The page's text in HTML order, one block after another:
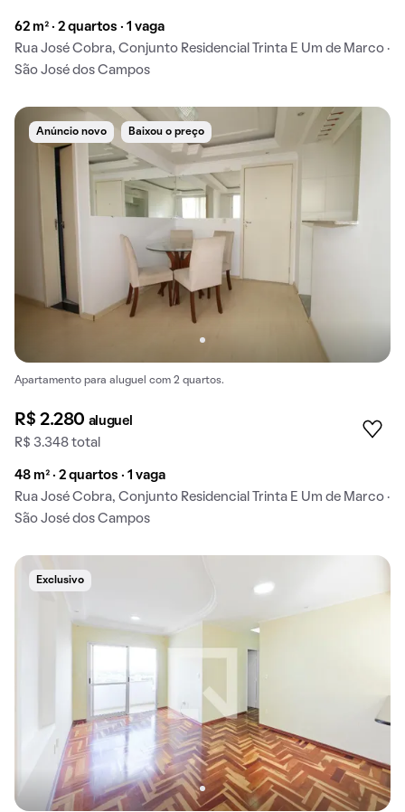
62 m² · 2 quartos · 1 vaga
Rua José Cobra, Conjunto Residencial Trinta E Um de Marco ·
São José dos Campos
Anúncio novo Baixou o preço
Apartamento para aluguel com 2 quartos.
R$ 2.280 aluguel
R$ 3.348 total
48 m² · 2 quartos · 1 vaga
Rua José Cobra, Conjunto Residencial Trinta E Um de Marco ·
São José dos Campos
Exclusivo